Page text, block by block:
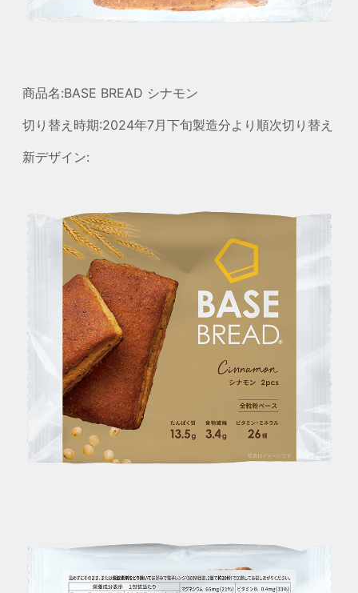
商品名:BASE BREAD シナモン
切り替え時期:2024年7月下旬製造分より順次切り替え
新デザイン: